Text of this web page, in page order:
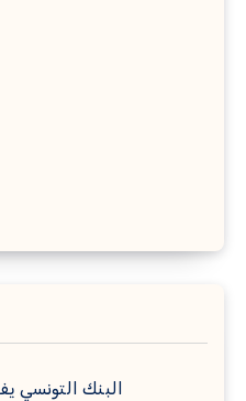
البنك التونسي